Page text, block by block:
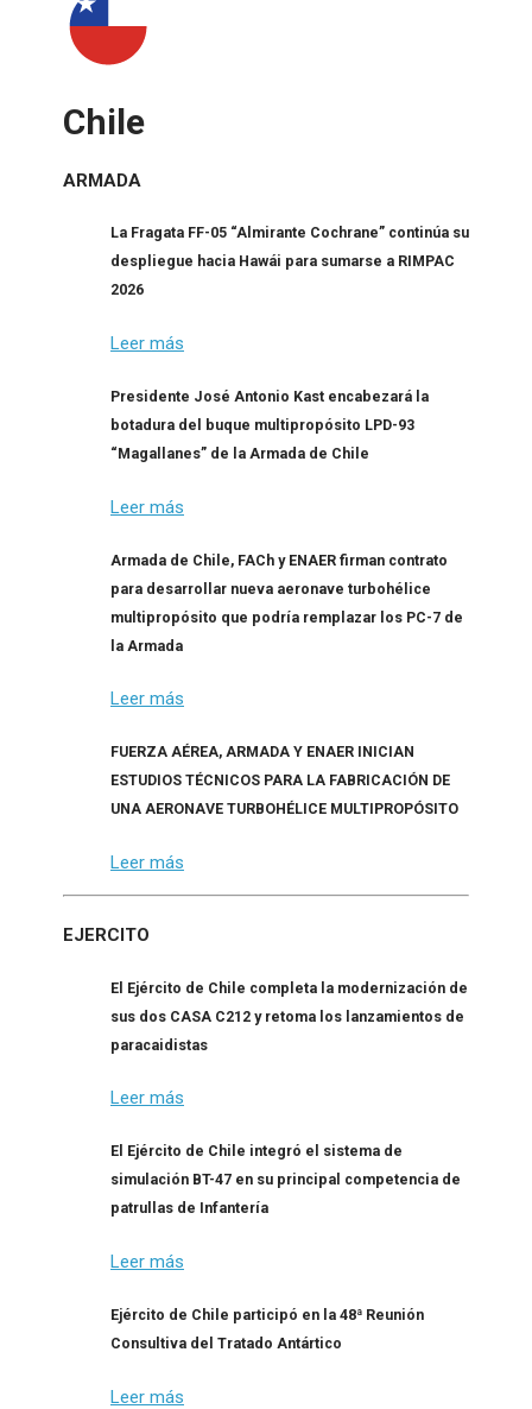
Chile
ARMADA
La Fragata FF-05 “Almirante Cochrane” continúa su
despliegue hacia Hawái para sumarse a RIMPAC
2026
Leer más
Presidente José Antonio Kast encabezará la
botadura del buque multipropósito LPD-93
“Magallanes” de la Armada de Chile
Leer más
Armada de Chile, FACh y ENAER firman contrato
para desarrollar nueva aeronave turbohélice
multipropósito que podría remplazar los PC-7 de
la Armada
Leer más
FUERZA AÉREA, ARMADA Y ENAER INICIAN
ESTUDIOS TÉCNICOS PARA LA FABRICACIÓN DE
UNA AERONAVE TURBOHÉLICE MULTIPROPÓSITO
Leer más
EJERCITO
El Ejército de Chile completa la modernización de
sus dos CASA C212 y retoma los lanzamientos de
paracaidistas
Leer más
El Ejército de Chile integró el sistema de
simulación BT-47 en su principal competencia de
patrullas de Infantería
Leer más
Ejército de Chile participó en la 48ª Reunión
Consultiva del Tratado Antártico
Leer más